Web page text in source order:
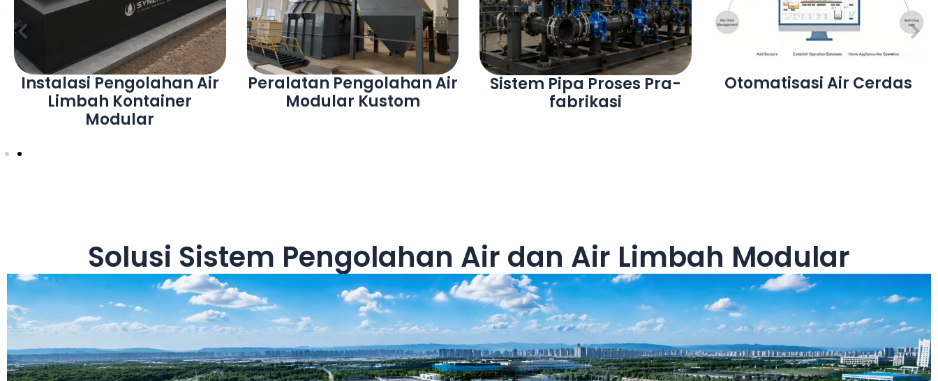
Sistem Air Minum
Komersial
Instalasi Pengolahan Air
Minum Kontainer
Instalasi Pengolahan Air
Limbah Kontainer
Peralatan Pengolahan Air
Solusi Sistem Pengolahan Air dan Air Limbah Modular